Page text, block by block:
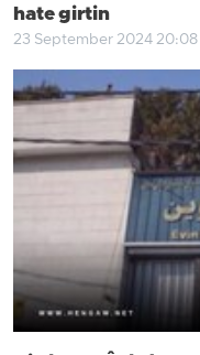
hate girtin
23 September 2024 20:08